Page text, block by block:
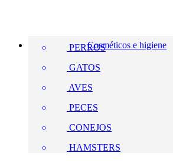
Cosméticos e higiene
PERROS
GATOS
AVES
PECES
CONEJOS
HAMSTERS